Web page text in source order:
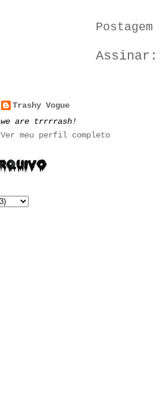
Trashy Vogue
we are trrrrash!
Ver meu perfil completo